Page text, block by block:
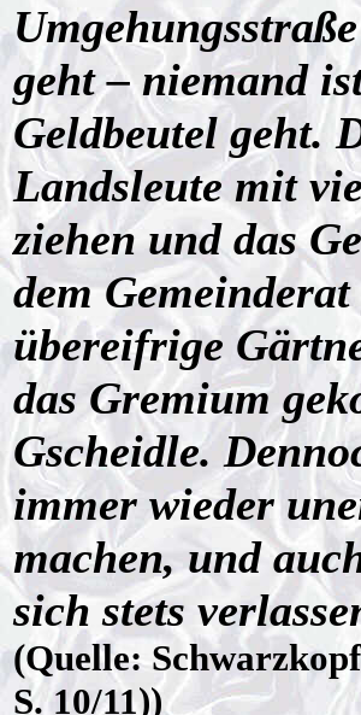
geht – niemand
Geldbeutel geht.
Landsleute mit
ziehen und das
dem
übereifrige
das Gremium
Gscheidle.
immer wieder
machen, und
sich stets
(Quelle:
S. 10/11))